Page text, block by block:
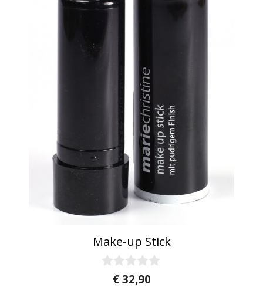
Make-up Stick
€32,90